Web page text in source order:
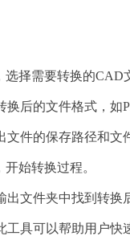
选择需要转换的CAD
后的文件格式，如
件的保存路径和文
始转换过程。
文件夹中找到转换
工具可以帮助用户快